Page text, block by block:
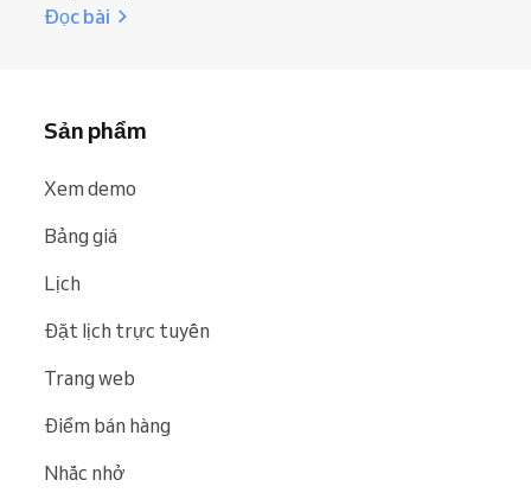
Đọc bài
Sản phẩm
Xem demo
Bảng giá
Lịch
Đặt lịch trực tuyến
Trang web
Điểm bán hàng
Nhắc nhở